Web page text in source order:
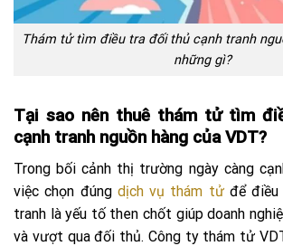
Thám tử tìm điều tra đối thủ cạnh tranh
những gì?
Tại sao nên thuê thám tử tìm
cạnh tranh nguồn hàng của VDT?
Trong bối cảnh thị trường ngày càng
việc chọn đúng dịch vụ thám tửđể điều
tranh là yếu tố then chốt giúp doanh
và vượt qua đối thủ. Công ty thám tử